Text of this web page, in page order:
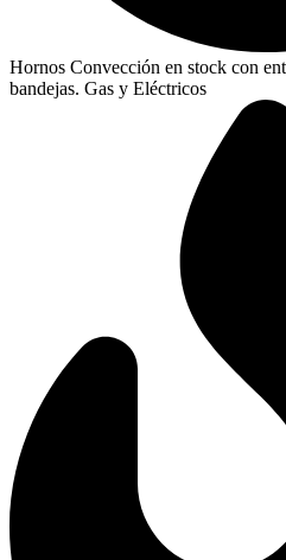
Hornos Convección en stock con
bandejas. Gas y Eléctricos